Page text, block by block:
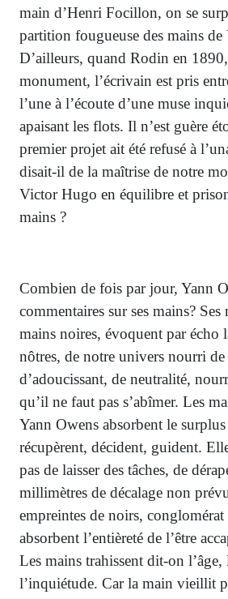
main d’Henri Focillon, on se
partition fougueuse des mains
D’ailleurs, quand Rodin en
monument, l’écrivain est pris
l’une à l’écoute d’une muse
apaisant les flots. Il n’est guère
premier projet ait été refusé à
disait-il de la maîtrise de notre
Victor Hugo en équilibre et
mains ?
Combien de fois par jour, Yann
commentaires sur ses mains? Ses
mains noires, évoquent par écho
nôtres, de notre univers nourri de
d’adoucissant, de neutralité,
qu’il ne faut pas s’abîmer. Les
Yann Owens absorbent le
récupèrent, décident, guident.
pas de laisser des tâches, de
millimètres de décalage non
empreintes de noirs, conglomérat
absorbent l’entièreté de l’être
Les mains trahissent dit-on
l’inquiétude. Car la main vieillit